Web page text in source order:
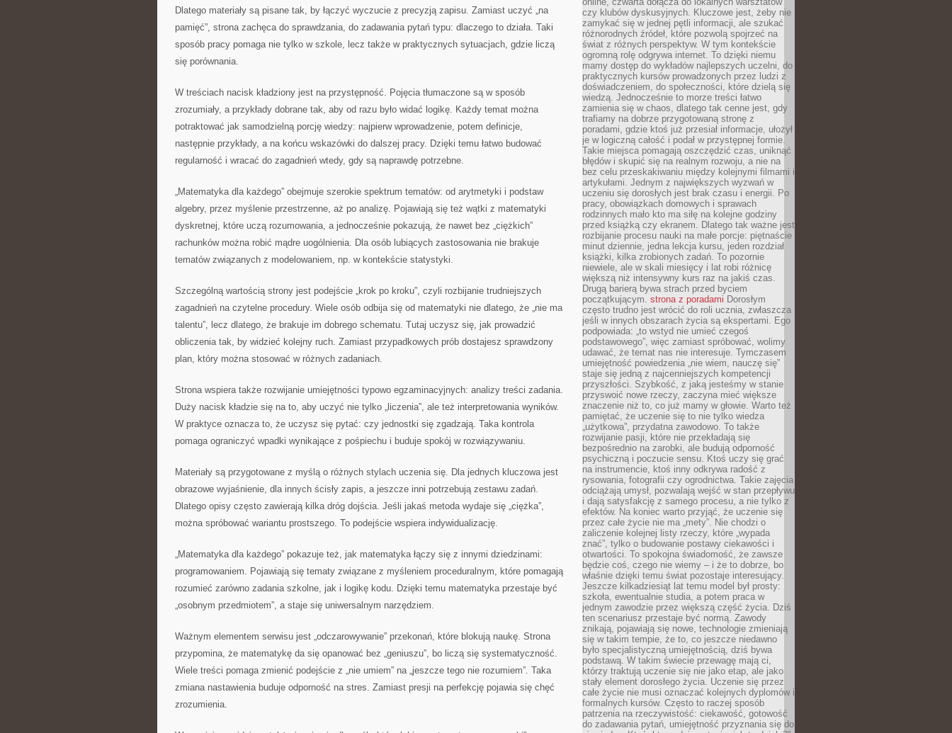
Dlatego materiały są pisane tak, by łączyć wyczucie z precyzją zapisu. Zamiast uczyć „na
pamięć”, strona zachęca do sprawdzania, do zadawania pytań typu: dlaczego to działa. Taki
sposób pracy pomaga nie tylko w szkole, lecz także w praktycznych sytuacjach, gdzie liczą
się porównania.
W treściach nacisk kładziony jest na przystępność. Pojęcia tłumaczone są w sposób
zrozumiały, a przykłady dobrane tak, aby od razu było widać logikę. Każdy temat można
potraktować jak samodzielną porcję wiedzy: najpierw wprowadzenie, potem definicje,
następnie przykłady, a na końcu wskazówki do dalszej pracy. Dzięki temu łatwo budować
regularność i wracać do zagadnień wtedy, gdy są naprawdę potrzebne.
„Matematyka dla każdego” obejmuje szerokie spektrum tematów: od arytmetyki i podstaw
algebry, przez myślenie przestrzenne, aż po analizę. Pojawiają się też wątki z matematyki
dyskretnej, które uczą rozumowania, a jednocześnie pokazują, że nawet bez „ciężkich”
rachunków można robić mądre uogólnienia. Dla osób lubiących zastosowania nie brakuje
tematów związanych z modelowaniem, np. w kontekście statystyki.
Szczególną wartością strony jest podejście „krok po kroku”, czyli rozbijanie trudniejszych
zagadnień na czytelne procedury. Wiele osób odbija się od matematyki nie dlatego, że „nie ma
talentu”, lecz dlatego, że brakuje im dobrego schematu. Tutaj uczysz się, jak prowadzić
obliczenia tak, by widzieć kolejny ruch. Zamiast przypadkowych prób dostajesz sprawdzony
plan, który można stosować w różnych zadaniach.
Strona wspiera także rozwijanie umiejętności typowo egzaminacyjnych: analizy treści zadania.
Duży nacisk kładzie się na to, aby uczyć nie tylko „liczenia”, ale też interpretowania wyników.
W praktyce oznacza to, że uczysz się pytać: czy jednostki się zgadzają. Taka kontrola
pomaga ograniczyć wpadki wynikające z pośpiechu i buduje spokój w rozwiązywaniu.
Materiały są przygotowane z myślą o różnych stylach uczenia się. Dla jednych kluczowa jest
obrazowe wyjaśnienie, dla innych ścisły zapis, a jeszcze inni potrzebują zestawu zadań.
Dlatego opisy często zawierają kilka dróg dojścia. Jeśli jakaś metoda wydaje się „ciężka”,
można spróbować wariantu prostszego. To podejście wspiera indywidualizację.
„Matematyka dla każdego” pokazuje też, jak matematyka łączy się z innymi dziedzinami:
programowaniem. Pojawiają się tematy związane z myśleniem proceduralnym, które pomagają
rozumieć zarówno zadania szkolne, jak i logikę kodu. Dzięki temu matematyka przestaje być
„osobnym przedmiotem”, a staje się uniwersalnym narzędziem.
Ważnym elementem serwisu jest „odczarowywanie” przekonań, które blokują naukę. Strona
przypomina, że matematykę da się opanować bez „geniuszu”, bo liczą się systematyczność.
Wiele treści pomaga zmienić podejście z „nie umiem” na „jeszcze tego nie rozumiem”. Taka
zmiana nastawienia buduje odporność na stres. Zamiast presji na perfekcję pojawia się chęć
zrozumienia.
czy klubów dyskusyjnych. Kluczowe jest, żeby nie
zamykać się w jednej pętli informacji, ale szukać
różnorodnych źródeł, które pozwolą spojrzeć na
świat z różnych perspektyw. W tym kontekście
ogromną rolę odgrywa internet. To dzięki niemu
mamy dostęp do wykładów najlepszych uczelni, do
praktycznych kursów prowadzonych przez ludzi z
doświadczeniem, do społeczności, które dzielą się
wiedzą. Jednocześnie to morze treści łatwo
zamienia się w chaos, dlatego tak cenne jest, gdy
trafiamy na dobrze przygotowaną stronę z
poradami, gdzie ktoś już przesiał informacje, ułożył
je w logiczną całość i podał w przystępnej formie.
Takie miejsca pomagają oszczędzić czas, uniknąć
błędów i skupić się na realnym rozwoju, a nie na
bez celu przeskakiwaniu między kolejnymi filmami i
artykułami. Jednym z największych wyzwań w
uczeniu się dorosłych jest brak czasu i energii. Po
pracy, obowiązkach domowych i sprawach
rodzinnych mało kto ma siłę na kolejne godziny
przed książką czy ekranem. Dlatego tak ważne jest
rozbijanie procesu nauki na małe porcje: piętnaście
minut dziennie, jedna lekcja kursu, jeden rozdział
książki, kilka zrobionych zadań. To pozornie
niewiele, ale w skali miesięcy i lat robi różnicę
większą niż intensywny kurs raz na jakiś czas.
Drugą barierą bywa strach przed byciem
początkującym. strona z poradami Dorosłym
często trudno jest wrócić do roli ucznia, zwłaszcza
jeśli w innych obszarach życia są ekspertami. Ego
podpowiada: „to wstyd nie umieć czegoś
podstawowego”, więc zamiast spróbować, wolimy
udawać, że temat nas nie interesuje. Tymczasem
umiejętność powiedzenia „nie wiem, nauczę się”
staje się jedną z najcenniejszych kompetencji
przyszłości. Szybkość, z jaką jesteśmy w stanie
przyswoić nowe rzeczy, zaczyna mieć większe
znaczenie niż to, co już mamy w głowie. Warto też
pamiętać, że uczenie się to nie tylko wiedza
„użytkowa”, przydatna zawodowo. To także
rozwijanie pasji, które nie przekładają się
bezpośrednio na zarobki, ale budują odporność
psychiczną i poczucie sensu. Ktoś uczy się grać
na instrumencie, ktoś inny odkrywa radość z
rysowania, fotografii czy ogrodnictwa. Takie zajęcia
odciążają umysł, pozwalają wejść w stan przepływu
i dają satysfakcję z samego procesu, a nie tylko z
efektów. Na koniec warto przyjąć, że uczenie się
przez całe życie nie ma „mety”. Nie chodzi o
zaliczenie kolejnej listy rzeczy, które „wypada
znać”, tylko o budowanie postawy ciekawości i
otwartości. To spokojna świadomość, że zawsze
będzie coś, czego nie wiemy – i że to dobrze, bo
właśnie dzięki temu świat pozostaje interesujący.
Jeszcze kilkadziesiąt lat temu model był prosty:
szkoła, ewentualnie studia, a potem praca w
jednym zawodzie przez większą część życia. Dziś
ten scenariusz przestaje być normą. Zawody
znikają, pojawiają się nowe, technologie zmieniają
się w takim tempie, że to, co jeszcze niedawno
było specjalistyczną umiejętnością, dziś bywa
podstawą. W takim świecie przewagę mają ci,
którzy traktują uczenie się nie jako etap, ale jako
stały element dorosłego życia. Uczenie się przez
całe życie nie musi oznaczać kolejnych dyplomów i
formalnych kursów. Często to raczej sposób
patrzenia na rzeczywistość: ciekawość, gotowość
do zadawania pytań, umiejętność przyznania się do